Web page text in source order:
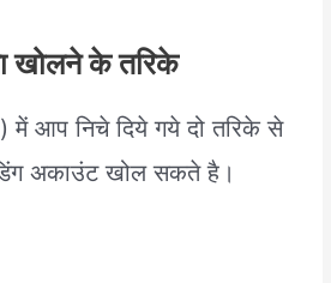
खोलने के तरिके
आप निचे दिये गये दो तरिके से
अकाउंट खोल सकते है।